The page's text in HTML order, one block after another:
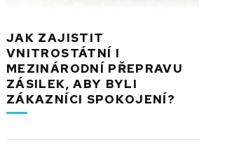
JAK ZAJISTIT
VNITROSTÁTNÍ I
MEZINÁRODNÍ PŘEPRAVU
ZÁSILEK, ABY BYLI
ZÁKAZNÍCI SPOKOJENÍ?